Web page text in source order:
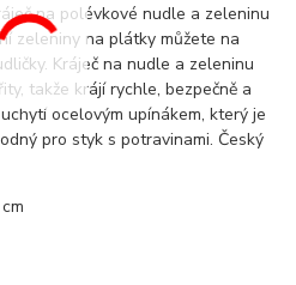
na polévkové nudle a zeleninu
zeleniny na plátky můžete na
Kráječ na nudle a zeleninu
takže krájí rychle, bezpečně a
ocelovým upínákem, který je
pro styk s potravinami. Český